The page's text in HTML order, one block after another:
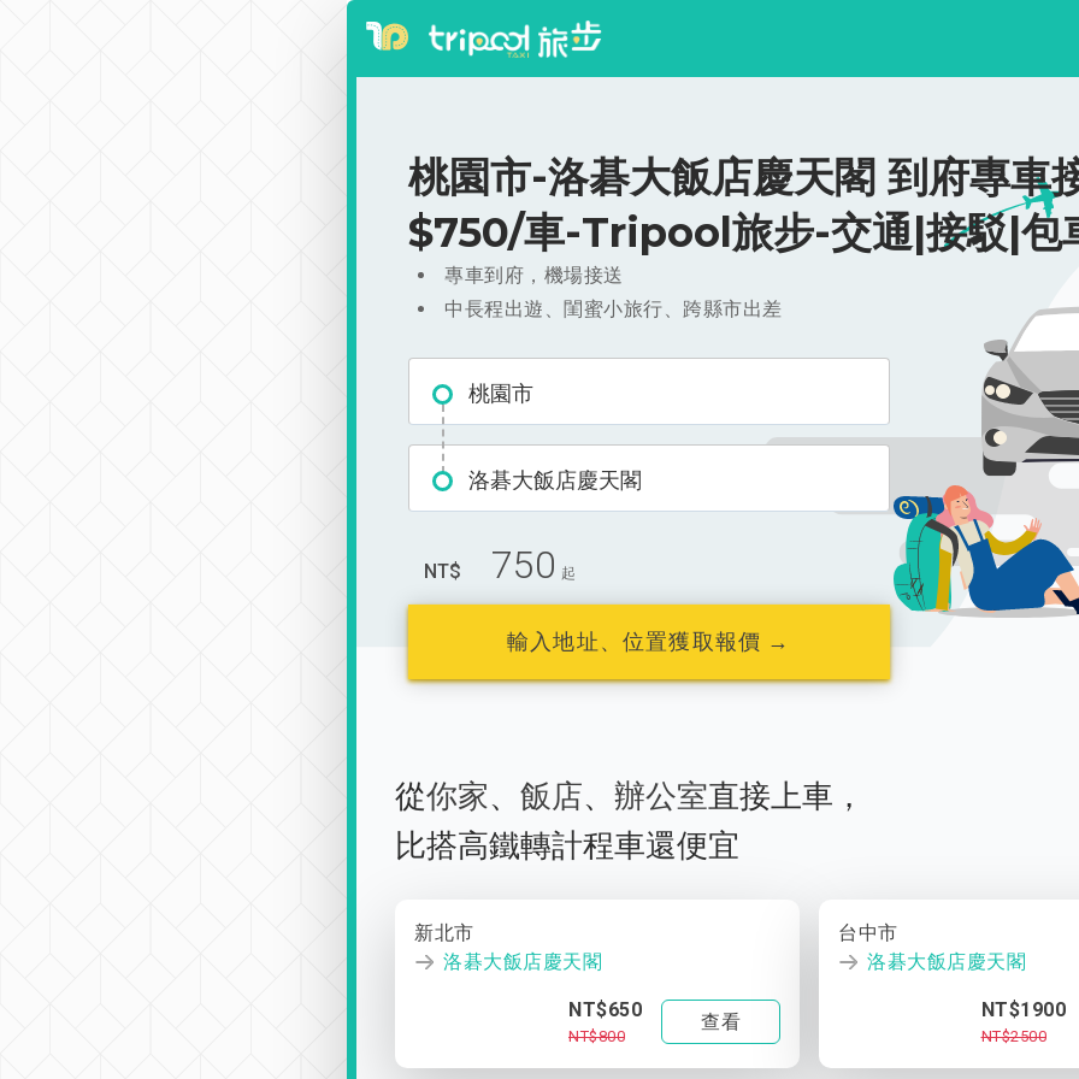
桃園市-洛碁大飯店慶天閣 到府專車
$750/車-Tripool旅步-交通|接駁|包
專車到府，機場接送
中長程出遊、閨蜜小旅行、跨縣市出差
桃園市
洛碁大飯店慶天閣
NT$ 750 起
輸入地址、位置獲取報價 →
從你家、 飯店、 辦公室直接上車，
比搭高鐵轉計程車還便宜
新北市
洛碁大飯店慶天閣
NT$650
NT$800
查看
台中市
洛碁大飯店慶天閣
NT$1900
NT$2500